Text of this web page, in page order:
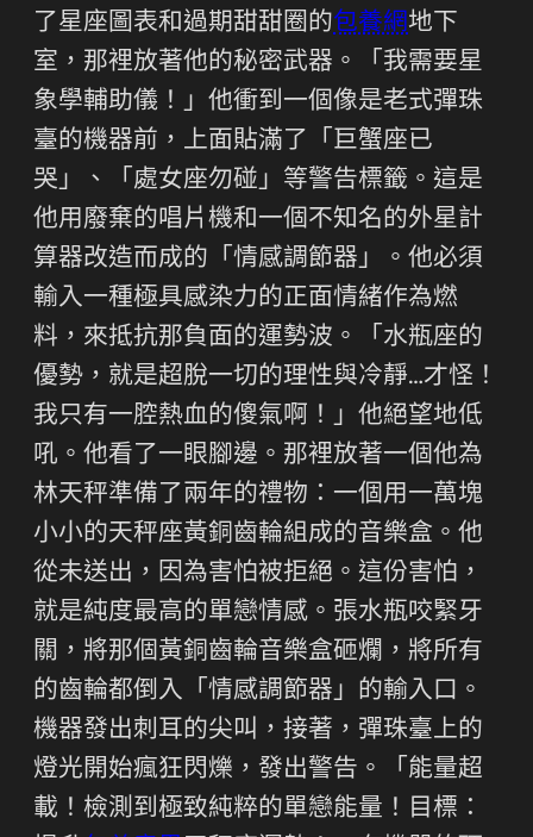
了星座圖表和過期甜甜圈的包養網地下
室，那裡放著他的秘密武器。「我需要星
象學輔助儀！」他衝到一個像是老式彈珠
臺的機器前，上面貼滿了「巨蟹座已
哭」、「處女座勿碰」等警告標籤。這是
他用廢棄的唱片機和一個不知名的外星計
算器改造而成的「情感調節器」。他必須
輸入一種極具感染力的正面情緒作為燃
料，來抵抗那負面的運勢波。「水瓶座的
優勢，就是超脫一切的理性與冷靜…才怪！
我只有一腔熱血的傻氣啊！」他絕望地低
吼。他看了一眼腳邊。那裡放著一個他為
林天秤準備了兩年的禮物：一個用一萬塊
小小的天秤座黃銅齒輪組成的音樂盒。他
從未送出，因為害怕被拒絕。這份害怕，
就是純度最高的單戀情感。張水瓶咬緊牙
關，將那個黃銅齒輪音樂盒砸爛，將所有
的齒輪都倒入「情感調節器」的輸入口。
機器發出刺耳的尖叫，接著，彈珠臺上的
燈光開始瘋狂閃爍，發出警告。「能量超
載！檢測到極致純粹的單戀能量！目標：